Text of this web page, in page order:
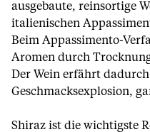
ausgebaute, reinsortige
italienischen
Beim Appassimento-
Aromen durch
Der Wein erfährt
Geschmacksexplosion,
Shiraz ist die wichtigste